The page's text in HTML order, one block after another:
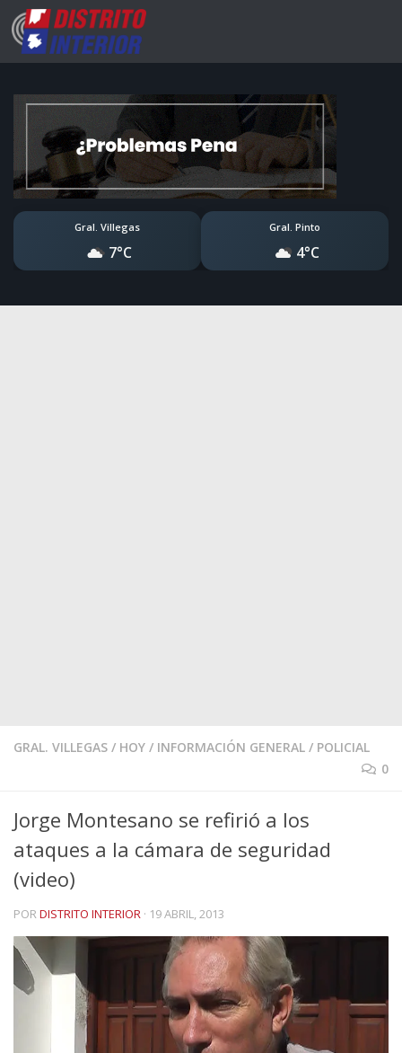
Gral. Villegas
7°C
Gral. Pinto
4°C
GRAL. VILLEGAS / HOY / INFORMACIÓN GENERAL / POLICIAL
0
Jorge Montesano se refirió a los
ataques a la cámara de seguridad
(video)
PORDISTRITO INTERIOR · 19 ABRIL, 2013